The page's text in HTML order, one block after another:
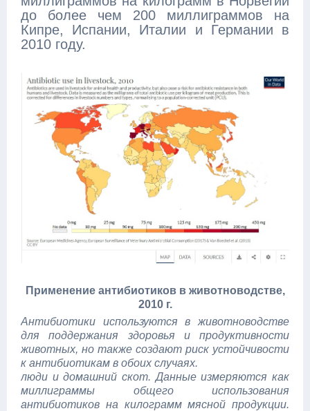
до более чем 200 миллиграммов на
Кипре, Испании, Италии и Германии в
2010 году.
Применение антибиотиков в животноводстве,
2010 г.
Антибиотики используются в животноводстве
для поддержания здоровья и продуктивности
животных, но также создают риск устойчивости
к антибиотикам в обоих случаях.
люди и домашний скот. Данные измеряются как
миллиграммы общего использования
антибиотиков на килограмм мясной продукции.